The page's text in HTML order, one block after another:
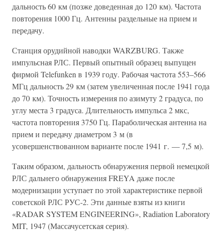
дальность 60 км (позже доведенная до 120 км). Частота
повторения 1000 Гц. Антенны раздельные на прием и
передачу.
Станция орудийной наводки WARZBURG. Также
импульсная РЛС. Первый опытный образец выпущен
фирмой Telefunken в 1939 году. Рабочая частота 553–566
МГц дальность 29 км (затем увеличенная после 1941 года
до 70 км). Точность измерения по азимуту 2 градуса, по
углу места 3 градуса. Длительность импульса 2 мкс,
частота повторения 3750 Гц. Параболическая антенна на
прием и передачу диаметром 3 м (в
усовершенствованном варианте после 1941 г. — 7,5 м).
Таким образом, дальность обнаружения первой немецкой
РЛС дальнего обнаружения FREYA даже после
модернизации уступает по этой характеристике первой
советской РЛС РУС-2. Эти данные взяты из книги
«RADAR SYSTEM ENGINEERING», Radiation Laboratory
MIT, 1947 (Массачусетская серия).